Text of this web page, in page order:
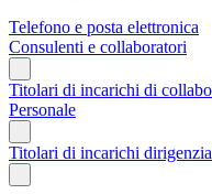
Telefono e posta elettronica
Consulenti e collaboratori
Titolari di incarichi di
Personale
Titolari di incarichi